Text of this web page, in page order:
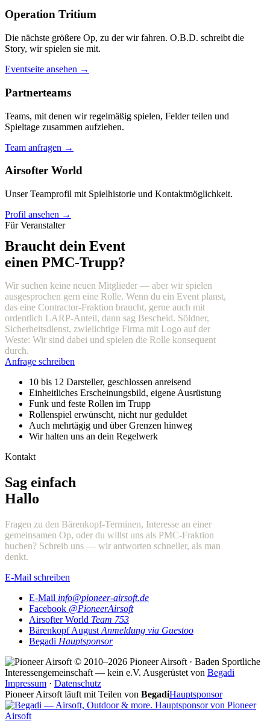
Operation Tritium
Die nächste größere Op, zu der wir fahren. O.B.D. schreibt die
Story, wir spielen sie mit.
Eventseite ansehen →
Partnerteams
Teams, mit denen wir regelmäßig spielen, Felder teilen und
Spieltage zusammen aufziehen.
Team anfragen →
Airsofter World
Unser Teamprofil mit Spielhistorie und Kontaktmöglichkeit.
Profil ansehen →
Für Veranstalter
Braucht dein Event
einen PMC-Trupp?
Wir suchen keine neuen Mitglieder — aber wir spielen
ausgesprochen gern eine Rolle. Wenn du ein Event planst,
das eine Contractor-Fraktion braucht, gerne auch mit
ordentlich LARP-Anteil, dann sag Bescheid. Söldner,
Sicherheitsdienst, zwielichtige Firma mit Logo auf der
Weste: Wir sind dabei und spielen die Rolle konsequent
durch.
Anfrage schreiben
10 bis 12 Darsteller, geschlossen anreisend
Einheitliches Erscheinungsbild, eigene Ausrüstung
Funk und feste Rollen im Trupp
Rollenspiel erwünscht, nicht nur geduldet
Auch mehrtägig und über Grenzen hinweg
Wir halten uns an dein Regelwerk
Kontakt
Sag einfach
Hallo
Fragen zu den Bärenkopf-Terminen, Interesse an einer
gemeinsamen Op, oder du willst uns als PMC-Fraktion
buchen? Schreib uns — wir antworten schneller, als man
denkt.
E-Mail schreiben
E-Mail info@pioneer-airsoft.de
Facebook @PioneerAirsoft
Airsofter World Team 753
Bärenkopf August Anmeldung via Guestoo
Begadi Hauptsponsor
© 2010–2026 Pioneer Airsoft · Baden Sportliche
Interessengemeinschaft — kein e.V. Ausgerüstet von Begadi
Impressum · Datenschutz
Pioneer Airsoft läuft mit Teilen von BegadiHauptsponsor